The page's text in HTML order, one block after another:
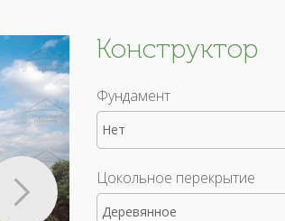
Конструктор
Фундамент
Нет
Цокольное перекрытие
Деревянное